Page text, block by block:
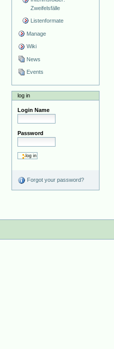
Zweifelsfälle
Listenformate
Manage
Wiki
News
Events
log in
Login Name
Password
Forgot your password?